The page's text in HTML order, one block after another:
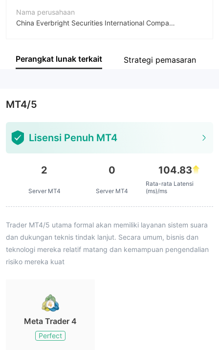
Nama perusahaan
China Everbright Securities International Company Limited
Karyawan perusahaan
Perangkat lunak terkait Strategi pemasaran
MT4/5
Lisensi Penuh MT4
2
Server MT4
0
Server MT4
104.83
Rata-rata Latensi
(ms)/ms
Trader MT4/5 utama formal akan memiliki layanan sistem suara
dan dukungan teknis tindak lanjut. Secara umum, bisnis dan
teknologi mereka relatif matang dan kemampuan pengendalian
risiko mereka kuat
Meta Trader 4
Perfect